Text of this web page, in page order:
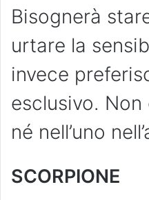
Bisognerà
urtare la
invece
esclusivo. Non
né nell’uno
SCORPIONE